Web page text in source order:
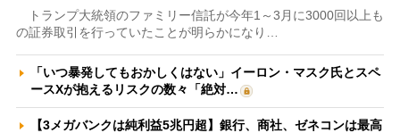
トランプ大統領のファミリー信託が今年1～3月に3000回以上も
の証券取引を行っていたことが明らかになり…
「いつ暴発してもおかしくはない」イーロン・マスク氏とスペ
ースXが抱えるリスクの数々「絶対…
【3メガバンクは純利益5兆円超】銀行、商社、ゼネコンは最高